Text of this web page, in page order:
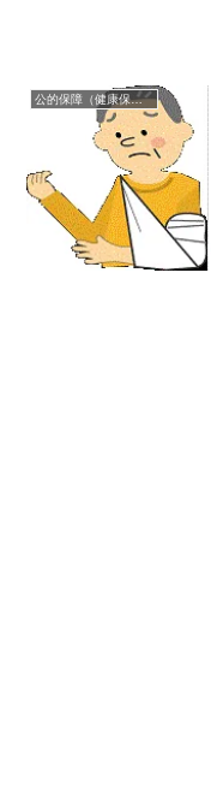
公的保障（健康保険・年金・雇用保険・生活保護・災害時の補償）